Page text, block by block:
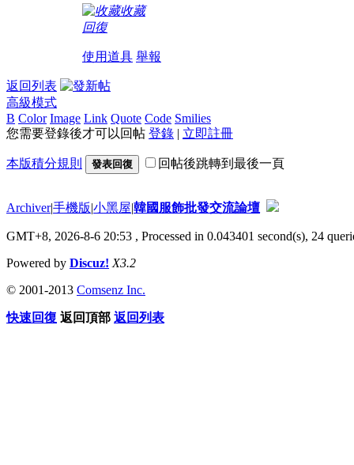
收藏
回復
使用道具 舉報
返回列表
高級模式
B Color Image Link Quote Code Smilies
您需要登錄後才可以回帖 登錄 | 立即註冊
本版積分規則 發表回復 回帖後跳轉到最後一頁
Archiver|手機版|小黑屋|韓國服飾批發交流論壇
GMT+8, 2026-8-6 20:53 , Processed in 0.043401 second(s), 24
Powered by Discuz! X3.2
© 2001-2013 Comsenz Inc.
快速回復 返回頂部 返回列表